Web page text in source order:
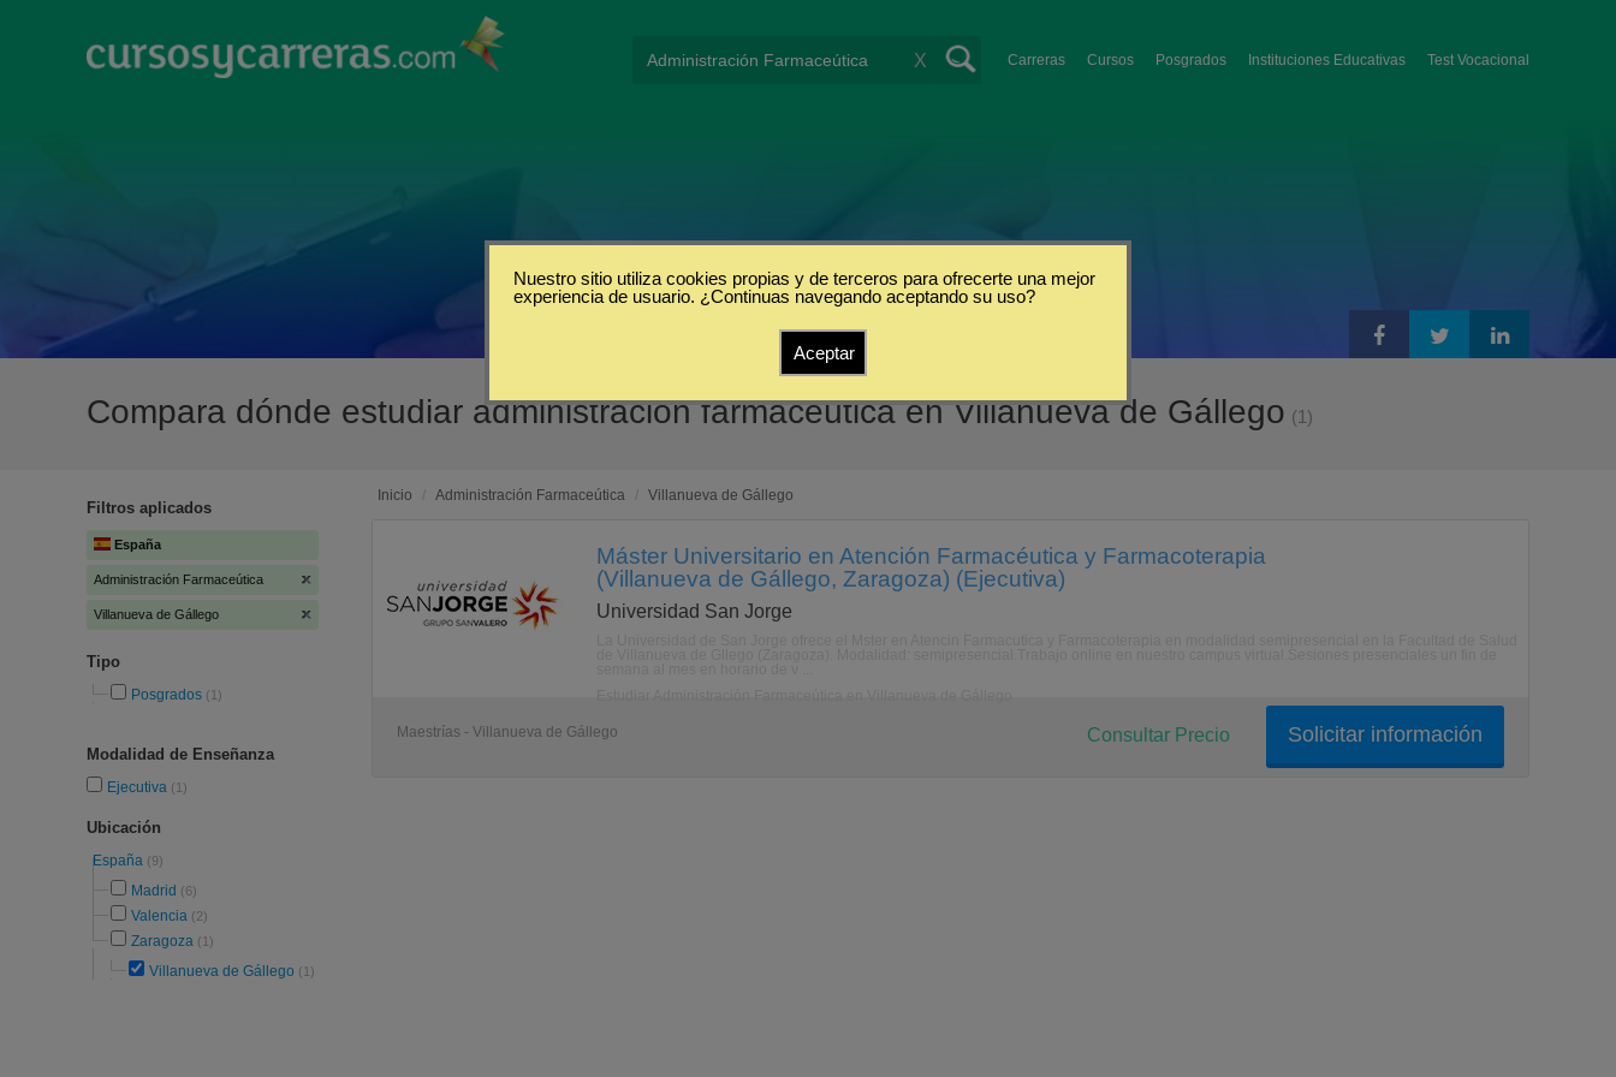
Carreras Cursos Posgrados Instituciones Educativas Test Vocacional
X
Compara dónde estudiar administración farmaceútica en Villanueva de Gállego (1)
Filtros aplicados
España
Administración Farmaceútica
Villanueva de Gállego
Tipo
Posgrados (1)
Modalidad de Enseñanza
Ejecutiva (1)
Ubicación
España (9)
Madrid (6)
Valencia (2)
Zaragoza (1)
Villanueva de Gállego (1)
Inicio / Administración Farmaceútica / Villanueva de Gállego
Máster Universitario en Atención Farmacéutica y Farmacoterapia
(Villanueva de Gállego, Zaragoza) (Ejecutiva)
Universidad San Jorge
Maestrías - Villanueva de Gállego Solicitar información
Consultar Precio
Nuestro sitio utiliza cookies propias y de terceros para ofrecerte una mejor
experiencia de usuario. ¿Continuas navegando aceptando su uso?
Aceptar